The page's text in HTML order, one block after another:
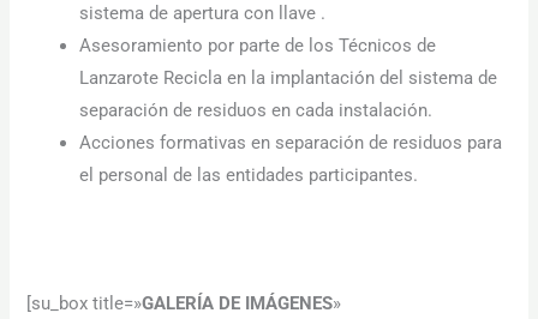
sistema de apertura con llave .
Asesoramiento por parte de los Técnicos de
Lanzarote Recicla en la implantación del sistema de
separación de residuos en cada instalación.
Acciones formativas en separación de residuos para
el personal de las entidades participantes.
[su_box title=»GALERÍA DE IMÁGENES»
algunas
funcionalidades
desaparecerán
de la web.